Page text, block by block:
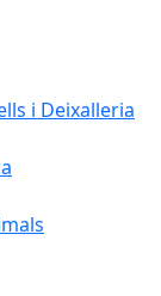
i Deixalleria